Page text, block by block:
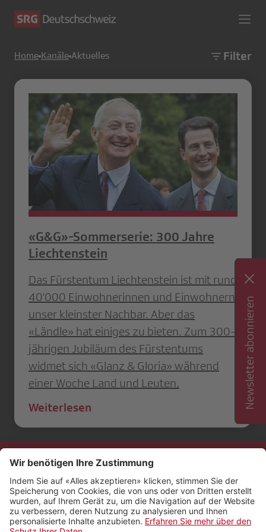
Home Kanäle Aktuelles Filter
«G&G»-Sommerserie: 300 Jahre
Liechtenstein
Das Fürstentum Liechtenstein ist mit rund
40'000 Einwohnerinnen und Einwohnern
unser kleinster Nachbar. Aber das
«Ländle» hat einiges zu bieten. Zum 300-
jährigen Jubiläum des Fürstentums
widmet sich «Glanz & Gloria» während
einer Woche Land und Leuten.
Weiterlesen
Newsletter abonnieren
Kontakt
Impressum
Rechtliches